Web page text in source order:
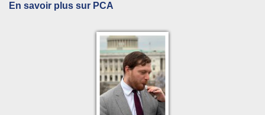
En savoir plus sur PCA